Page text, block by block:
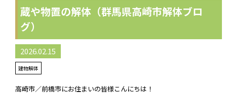
蔵や物置の解体（群馬県高崎市解体ブロ
グ）
2026.02.15
建物解体
高崎市／前橋市にお住まいの皆様こんにちは！